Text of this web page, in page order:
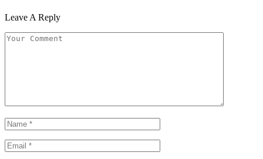
Leave A Reply